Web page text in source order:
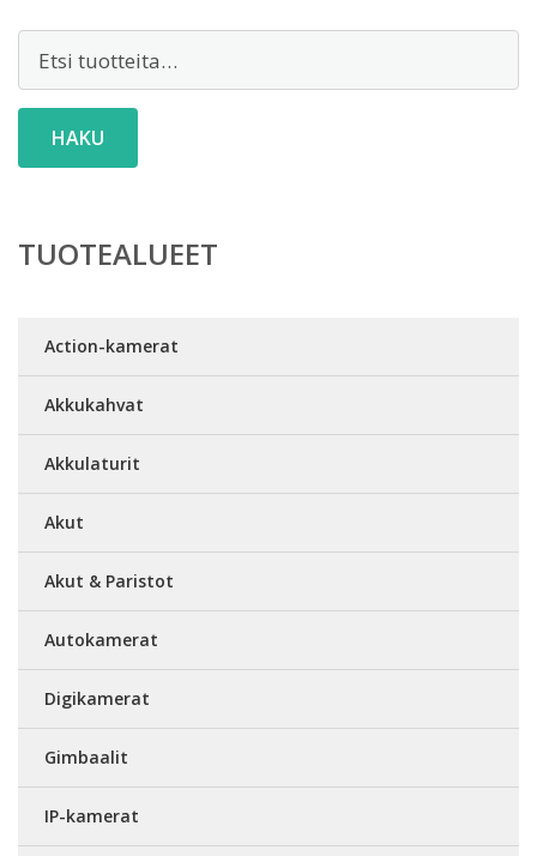
HAKU
TUOTEALUEET
Action-kamerat
Akkukahvat
Akkulaturit
Akut
Akut & Paristot
Autokamerat
Digikamerat
Gimbaalit
IP-kamerat